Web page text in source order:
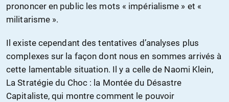
prononcer en public les mots « impérialisme » et «
militarisme ».
Il existe cependant des tentatives d’analyses plus
complexes sur la façon dont nous en sommes arrivés à
cette lamentable situation. Il y a celle de Naomi Klein,
La Stratégie du Choc : la Montée du Désastre
Capitaliste, qui montre comment le pouvoir